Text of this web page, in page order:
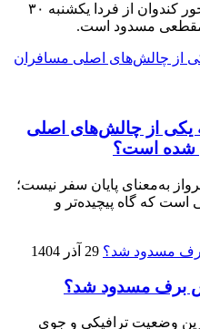
رئیس پلیس راه مازندران گفت: محور کندوان از فردا یکشنبه ۳۰
مقطعی مسدود است.
یکی از چالش‌های اصلی
شده است؟
به‌معنای پایان سفر نیست؛
است که گاه پیچیده‌تر و
29 آذر 1404
برف مسدود شد؟
وضعیت ترافیکی و جوی